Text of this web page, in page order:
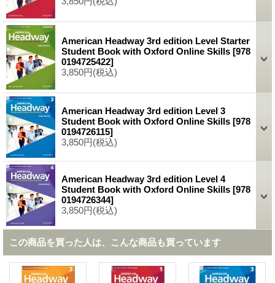
American Headway 3rd edition Level Starter
Student Book with Oxford Online Skills [978
0194725422]
3,850円(税込)
American Headway 3rd edition Level 3
Student Book with Oxford Online Skills [978
0194726115]
3,850円(税込)
American Headway 3rd edition Level 4
Student Book with Oxford Online Skills [978
0194726344]
3,850円(税込)
この商品を買った人は、こんな商品も買っています